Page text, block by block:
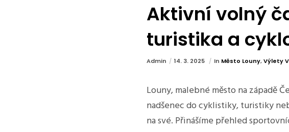
Aktivní volný
turistika a
Admin 14. 3. 2025 In Město Louny,Výlety
Louny, malebné město na západě
nadšenec do cyklistiky, turistiky
na své. Přinášíme přehled